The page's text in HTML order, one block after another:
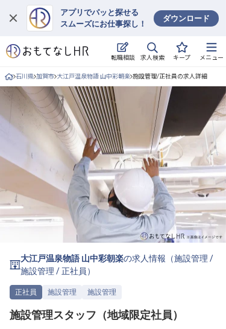
アプリでパッと探せる
スムーズにお仕事探し！
ダウンロード
転職相談 求人検索 キープ メニュー
ログイン
求人・施設を探す
キープした求人
就職・転職 合同説明会
おもてなしHRについて
ご利用の流れ
よくある質問
ホテル・宿泊業界情報コラム
無料 転職サポートに申し込む
採用をお考えの企業様へ
石川県 加賀市 大江戸温泉物語 山中彩朝楽 施設管理/正社員の求人詳細
大江戸温泉物語 山中彩朝楽の求人情報（施設管理 /
施設管理 /正社員 ）
正社員 施設管理 施設管理
施設管理スタッフ（地域限定社員）